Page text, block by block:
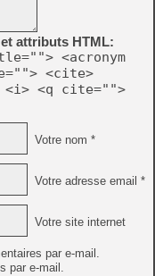
attributs HTML:
<acronym
<cite>
<i> <q cite="">
Votre nom *
Votre adresse email *
Votre site internet
par e-mail.
par e-mail.